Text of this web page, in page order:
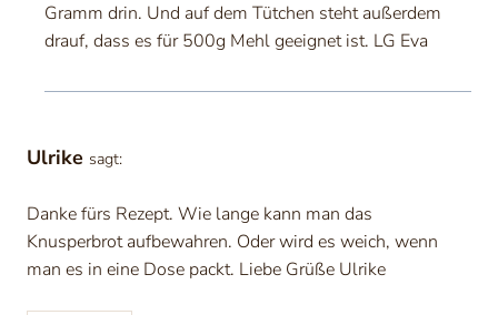
Gramm drin. Und auf dem Tütchen steht außerdem
drauf, dass es für 500g Mehl geeignet ist. LG Eva
Ulrike sagt:
Danke fürs Rezept. Wie lange kann man das
Knusperbrot aufbewahren. Oder wird es weich, wenn
man es in eine Dose packt. Liebe Grüße Ulrike